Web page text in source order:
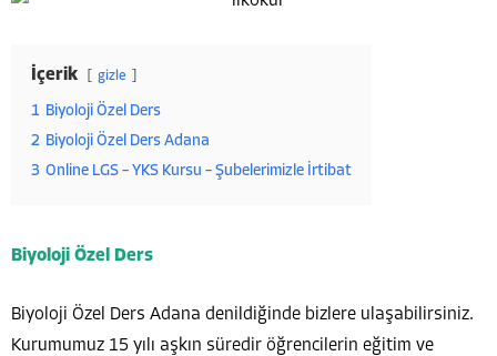
İçerik gizle
1 Biyoloji Özel Ders
2 Biyoloji Özel Ders Adana
3 Online LGS – YKS Kursu – Şubelerimizle İrtibat
Biyoloji Özel Ders
Biyoloji Özel Ders Adana denildiğinde bizlere ulaşabilirsiniz.
Kurumumuz 15 yılı aşkın süredir öğrencilerin eğitim ve